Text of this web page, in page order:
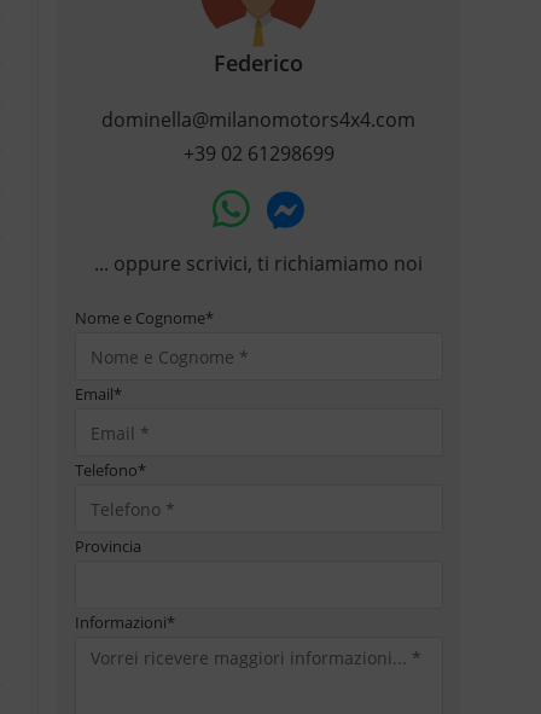
Federico
dominella@milanomotors4x4.com
+39 02 61298699
... oppure scrivici, ti richiamiamo noi
Nome e Cognome*
Email*
Telefono*
Provincia
Informazioni*